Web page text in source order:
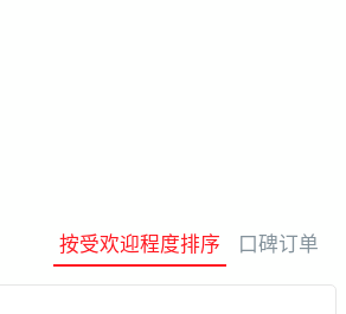
按受欢迎程度排序 口碑订单